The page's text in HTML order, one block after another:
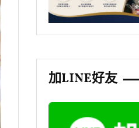
加LINE好友